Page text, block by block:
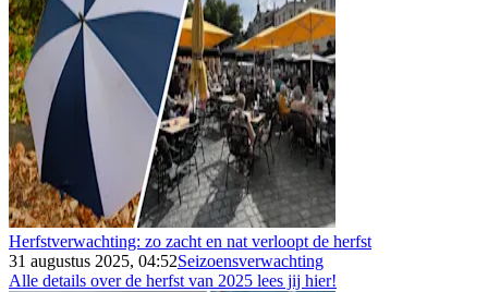
Herfstverwachting: zo zacht en nat verloopt de herfst
31 augustus 2025, 04:52Seizoensverwachting
Alle details over de herfst van 2025 lees jij hier!